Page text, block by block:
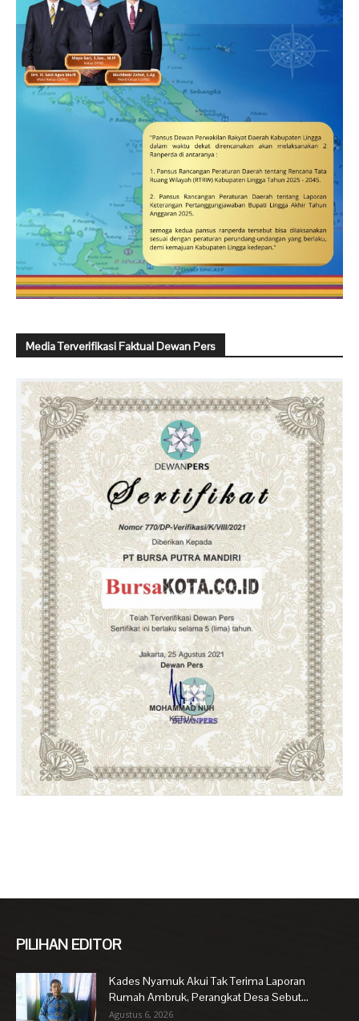
Media Terverifikasi Faktual Dewan Pers
PILIHAN EDITOR
Kades Nyamuk Akui Tak Terima Laporan
Rumah Ambruk, Perangkat Desa Sebut...
Agustus 6, 2026